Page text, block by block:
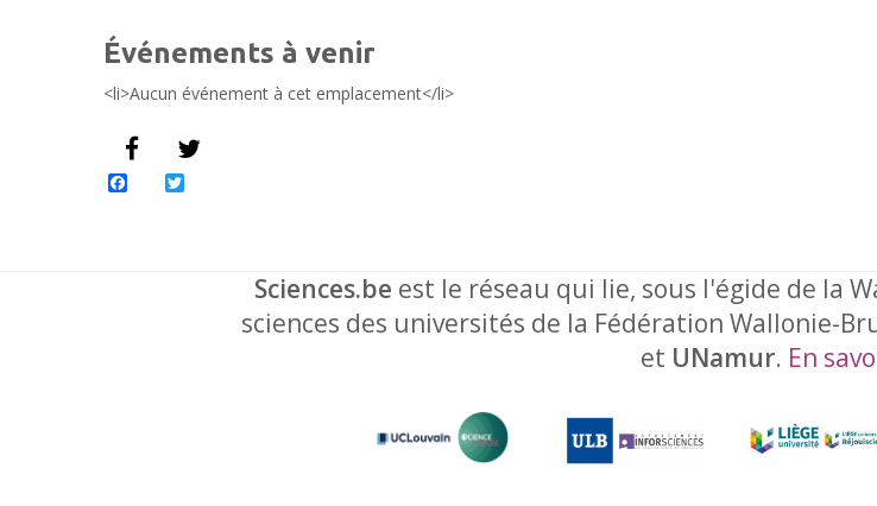
Événements à venir
<li>Aucun événement à cet emplacement</li>
Facebook
Sciences.be est le réseau qui lie, sous l'égide de la
sciences des universités de la Fédération Wallonie-
et UNamur. En